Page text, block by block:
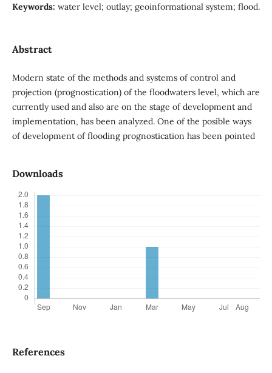
Keywords: water level; outlay; geoinformational system; flood.
Abstract
Modern state of the methods and systems of control and
projection (prognostication) of the floodwaters level, which are
currently used and also are on the stage of development and
implementation, has been analyzed. One of the posible ways
of development of flooding prognostication has been pointed
Downloads
References